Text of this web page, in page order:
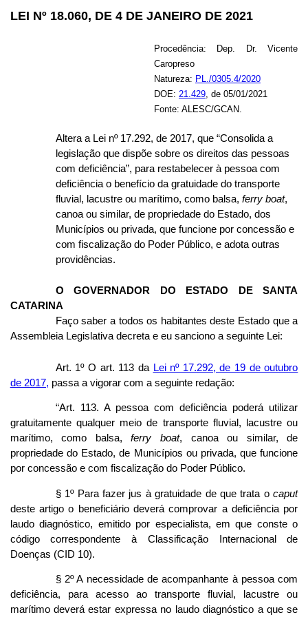
LEI Nº 18.060, DE 4 DE JANEIRO DE 2021
Procedência: Dep. Dr. Vicente
Caropreso
Natureza: PL./0305.4/2020
DOE: 21.429 , de 05/01/2021
Fonte: ALESC/GCAN.
Altera a Lei nº 17.292, de 2017, que “Consolida a
legislação que dispõe sobre os direitos das pessoas
com deficiência”, para restabelecer à pessoa com
deficiência o benefício da gratuidade do transporte
fluvial, lacustre ou marítimo, como balsa, ferry boat,
canoa ou similar, de propriedade do Estado, dos
Municípios ou privada, que funcione por concessão e
com fiscalização do Poder Público, e adota outras
providências.
O GOVERNADOR DO ESTADO DE SANTA
CATARINA
Faço saber a todos os habitantes deste Estado que a
Assembleia Legislativa decreta e eu sanciono a seguinte Lei:
Art. 1º O art. 113 da Lei nº 17.292, de 19 de outubro
de 2017, passa a vigorar com a seguinte redação:
“Art. 113. A pessoa com deficiência poderá utilizar
gratuitamente qualquer meio de transporte fluvial, lacustre ou
marítimo, como balsa,ferry boat, canoa ou similar, de
propriedade do Estado, de Municípios ou privada, que funcione
por concessão e com fiscalização do Poder Público.
§ 1º Para fazer jus à gratuidade de que trata ocaput
deste artigo o beneficiário deverá comprovar a deficiência por
laudo diagnóstico, emitido por especialista, em que conste o
código correspondente à Classificação Internacional de
Doenças (CID 10).
§ 2º A necessidade de acompanhante à pessoa com
deficiência, para acesso ao transporte fluvial, lacustre ou
marítimo deverá estar expressa no laudo diagnóstico a que se